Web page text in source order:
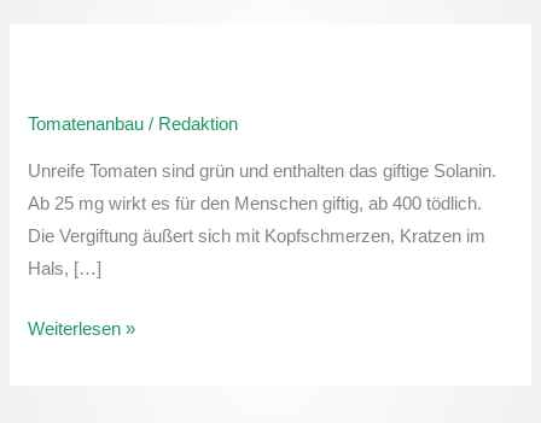
Tomatenanbau / Redaktion
Unreife Tomaten sind grün und enthalten das giftige Solanin.
Ab 25 mg wirkt es für den Menschen giftig, ab 400 tödlich.
Die Vergiftung äußert sich mit Kopfschmerzen, Kratzen im
Hals, […]
in
Tomaten
Weiterlesen »